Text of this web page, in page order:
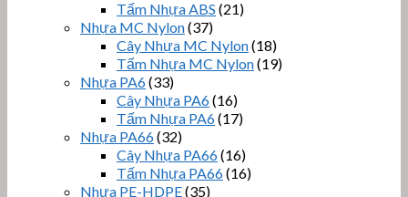
Tấm Nhựa ABS (21)
Nhựa MC Nylon(37)
Cây Nhựa MC Nylon(18)
Tấm Nhựa MC Nylon(19)
Nhựa PA6(33)
Cây Nhựa PA6(16)
Tấm Nhựa PA6(17)
Nhựa PA66(32)
Cây Nhựa PA66(16)
Tấm Nhựa PA66(16)
Nhựa PE-HDPE(35)